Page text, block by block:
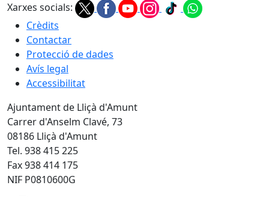
Xarxes socials:
Crèdits
Contactar
Protecció de dades
Avís legal
Accessibilitat
Ajuntament de Lliçà d'Amunt
Carrer d'Anselm Clavé, 73
08186 Lliçà d'Amunt
Tel. 938 415 225
Fax 938 414 175
NIF P0810600G